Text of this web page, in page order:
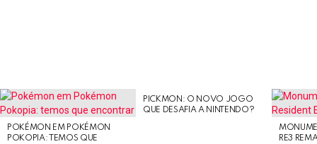
LATEST
STORIES
POKÉMON EM POKÉMON
POKOPIA: TEMOS QUE
PICKMON: O NOVO JOGO
QUE DESAFIA A NINTENDO?
RE3